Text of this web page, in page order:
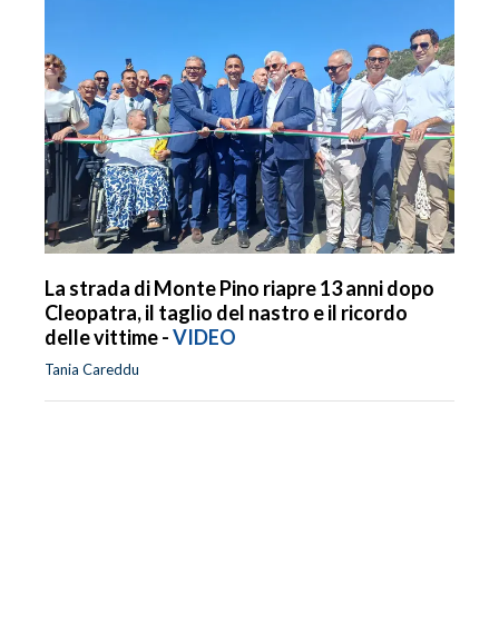
La strada di Monte Pino riapre 13 anni dopo
Cleopatra, il taglio del nastro e il ricordo
delle vittime -VIDEO
Tania Careddu